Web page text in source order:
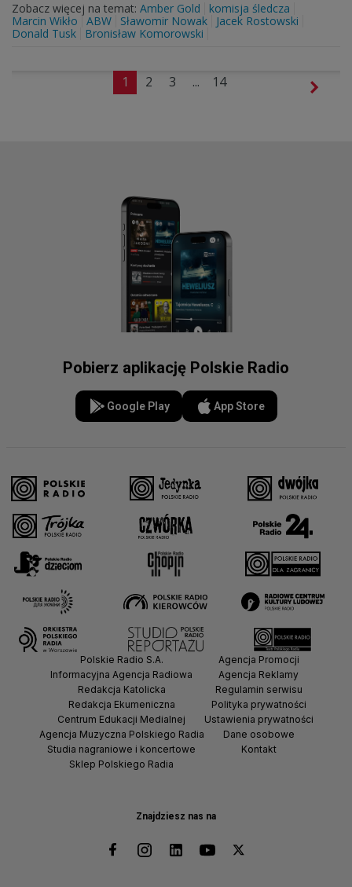
Zobacz więcej na temat: Amber Gold
komisja śledcza
Marcin Wikło
ABW Sławomir Nowak
Jacek Rostowski
Donald Tusk
Bronisław Komorowski
1 2 3 ... 14
Pobierz aplikację Polskie Radio
Google Play App Store
Znajdziesz nas na
Polskie Radio S.A.
Informacyjna Agencja Radiowa
Redakcja Katolicka
Redakcja Ekumeniczna
Centrum Edukacji Medialnej
Agencja Muzyczna Polskiego Radia
Studia nagraniowe i koncertowe
Sklep Polskiego Radia
Agencja Promocji
Agencja Reklamy
Regulamin serwisu
Polityka prywatności
Ustawienia prywatności
Dane osobowe
Kontakt